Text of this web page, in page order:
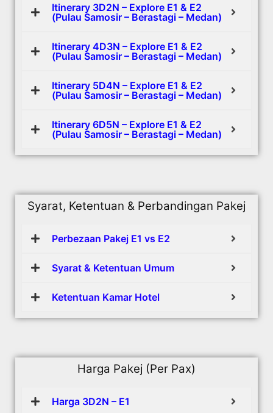
Itinerary 3D2N – Explore E1 & E2
(Pulau Samosir – Berastagi – Medan)
Itinerary 4D3N – Explore E1 & E2
(Pulau Samosir – Berastagi – Medan)
Itinerary 5D4N – Explore E1 & E2
(Pulau Samosir – Berastagi – Medan)
Itinerary 6D5N – Explore E1 & E2
(Pulau Samosir – Berastagi – Medan)
Syarat, Ketentuan & Perbandingan Pakej
Perbezaan Pakej E1 vs E2
Syarat & Ketentuan Umum
Ketentuan Kamar Hotel
Harga Pakej (Per Pax)
Harga 3D2N – E1